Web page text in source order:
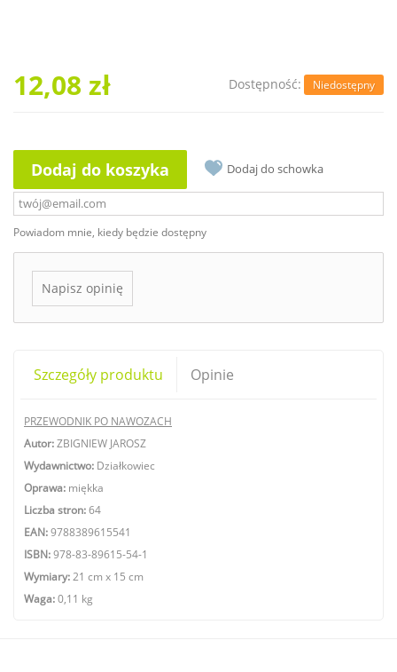
12,08 zł Dostępność: Niedostępny
Dodaj do koszyka Dodaj do schowka
Powiadom mnie, kiedy będzie dostępny
Napisz opinię
Szczegóły produktu Opinie
PRZEWODNIK PO NAWOZACH
Autor:ZBIGNIEW JAROSZ
Wydawnictwo: Działkowiec
Oprawa: miękka
Liczba stron:64
EAN:9788389615541
ISBN:978-83-89615-54-1
Wymiary:21 cm x 15 cm
Waga:0,11 kg